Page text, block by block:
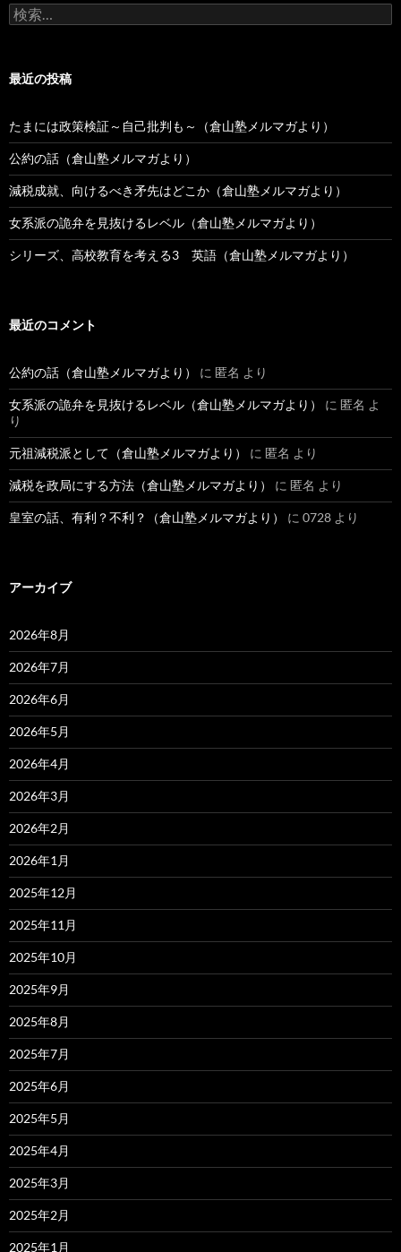
稿
検
索:
最近の投稿
たまには政策検証～自己批判も～（倉山塾メルマガより）
公約の話（倉山塾メルマガより）
減税成就、向けるべき矛先はどこか（倉山塾メルマガより）
女系派の詭弁を見抜けるレベル（倉山塾メルマガより）
シリーズ、高校教育を考える3 英語（倉山塾メルマガより）
最近のコメント
公約の話（倉山塾メルマガより） に 匿名 より
女系派の詭弁を見抜けるレベル（倉山塾メルマガより） に 匿名 よ
り
元祖減税派として（倉山塾メルマガより） に 匿名 より
減税を政局にする方法（倉山塾メルマガより） に 匿名 より
皇室の話、有利？不利？（倉山塾メルマガより） に 0728 より
アーカイブ
2026年8月
2026年7月
2026年6月
2026年5月
2026年4月
2026年3月
2026年2月
2026年1月
2025年12月
2025年11月
2025年10月
2025年9月
2025年8月
2025年7月
2025年6月
2025年5月
2025年4月
2025年3月
2025年2月
2025年1月